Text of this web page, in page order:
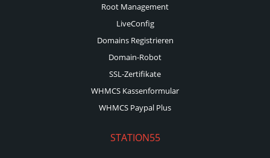
Root Management
LiveConfig
Domains Registrieren
Domain-Robot
SSL-Zertifikate
WHMCS Kassenformular
WHMCS Paypal Plus
STATION55